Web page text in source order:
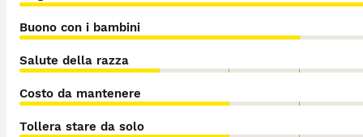
Buono con i bambini
Salute della razza
Costo da mantenere
Tollera stare da solo